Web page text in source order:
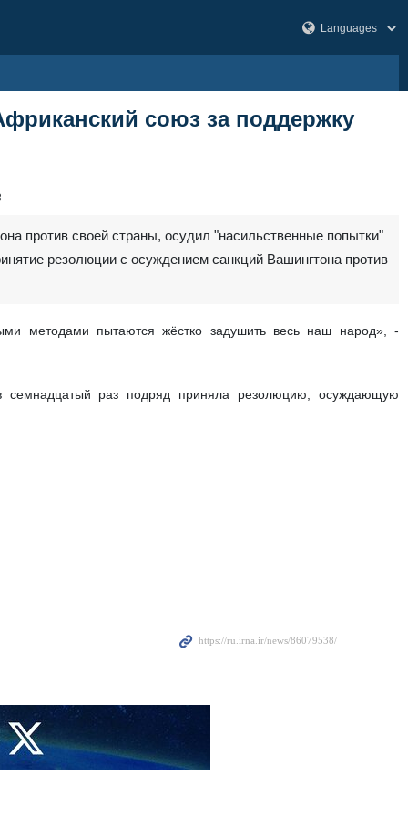
союз за поддержку
против своей страны, осудил "насильственные попытки"
резолюции с осуждением санкций Вашингтона против
методами пытаются жёстко задушить весь наш народ», -
семнадцатый раз подряд приняла резолюцию, осуждающую